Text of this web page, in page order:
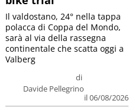
di
Davide Pellegrino
il 06/08/2026
Il valdostano, 24° nella tappa
polacca di Coppa del Mondo,
sarà al via della rassegna
continentale che scatta oggi a
Valberg